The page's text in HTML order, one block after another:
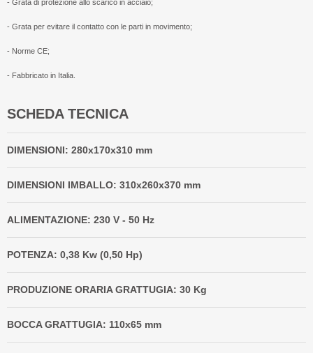
- Grata di protezione allo scarico in acciaio;
- Grata per evitare il contatto con le parti in movimento;
- Norme CE;
- Fabbricato in Italia.
SCHEDA TECNICA
DIMENSIONI: 280x170x310 mm
DIMENSIONI IMBALLO: 310x260x370 mm
ALIMENTAZIONE: 230 V - 50 Hz
POTENZA: 0,38 Kw (0,50 Hp)
PRODUZIONE ORARIA GRATTUGIA: 30 Kg
BOCCA GRATTUGIA: 110x65 mm